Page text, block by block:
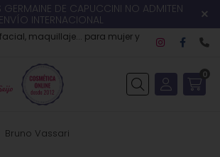
DE CAPUCCINI NO ADMITEN
ENVÍO INTERNACIONAL
maquillaje... para mujer y
Buscar
0
Bruno Vassari